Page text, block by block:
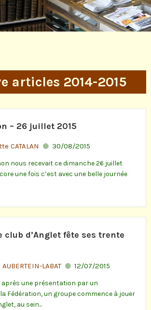
articles 2014-2015
– 26 juillet 2015
CATALAN 30/08/2015
nous recevait ce dimanche 26 juillet
une fois c’est avec une belle journée
club d’Anglet fête ses trente
LABAT 12/07/2015
après une présentation par un
Fédération, un groupe commence à jouer
au sein...